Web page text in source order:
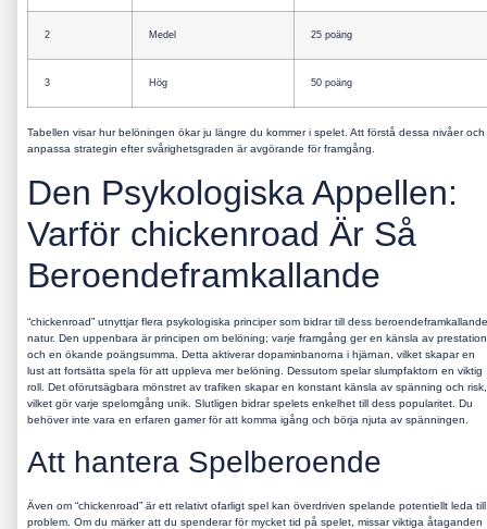
2 Medel 25 poäng
3 Hög 50 poäng
Tabellen visar hur belöningen ökar ju längre du kommer i spelet. Att förstå dessa nivåer och
anpassa strategin efter svårighetsgraden är avgörande för framgång.
Den Psykologiska Appellen:
Varför chickenroad Är Så
Beroendeframkallande
“chickenroad” utnyttjar flera psykologiska principer som bidrar till dess beroendeframkallande
natur. Den uppenbara är principen om belöning; varje framgång ger en känsla av prestation
och en ökande poängsumma. Detta aktiverar dopaminbanorna i hjärnan, vilket skapar en
lust att fortsätta spela för att uppleva mer belöning. Dessutom spelar slumpfaktorn en viktig
roll. Det oförutsägbara mönstret av trafiken skapar en konstant känsla av spänning och risk,
vilket gör varje spelomgång unik. Slutligen bidrar spelets enkelhet till dess popularitet. Du
behöver inte vara en erfaren gamer för att komma igång och börja njuta av spänningen.
Att hantera Spelberoende
Även om “chickenroad” är ett relativt ofarligt spel kan överdriven spelande potentiellt leda till
problem. Om du märker att du spenderar för mycket tid på spelet, missar viktiga åtaganden